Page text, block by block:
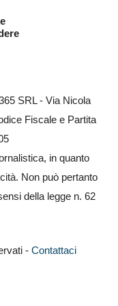
SRL - Via Nicola
Fiscale e Partita
in quanto
Non può pertanto
della legge n. 62
- Contattaci